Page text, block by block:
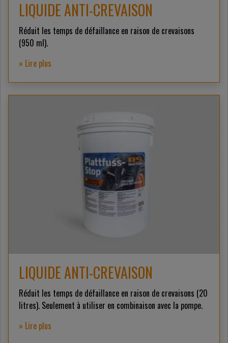
LIQUIDE ANTI-CREVAISON
Réduit les temps de défaillance en raison de crevaisons
(950 ml).
» Lire plus
LIQUIDE ANTI-CREVAISON
Réduit les temps de défaillance en raison de crevaisons (20
litres). Seulement à utiliser en combinaison avec la pompe.
» Lire plus